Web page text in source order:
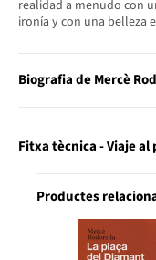
realidad a menudo con
ironía y con una belleza
Biografia de Mercè
Fitxa tècnica - Viaje
Productes